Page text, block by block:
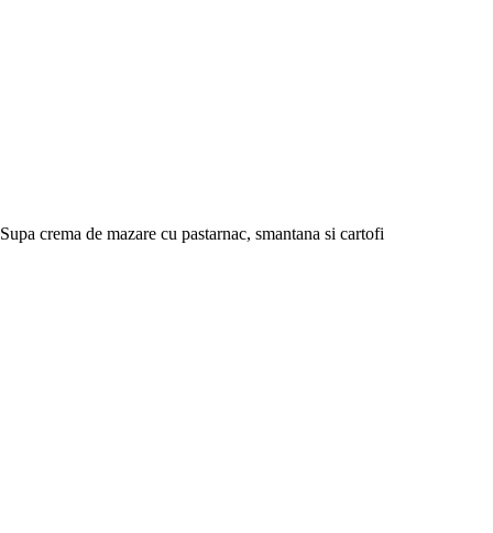
Supa crema de mazare cu pastarnac, smantana si cartofi